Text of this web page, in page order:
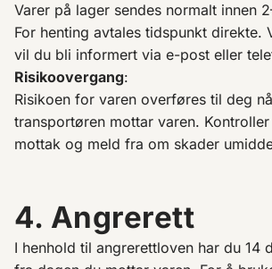
Varer på lager sendes normalt innen
For henting avtales tidspunkt direkte.
vil du bli informert via e-post eller
Risikoovergang:
Risikoen for varen overføres til deg
transportøren mottar varen.
mottak og meld fra om skader
4. Angrerett
I henhold til angrerettloven har du 14